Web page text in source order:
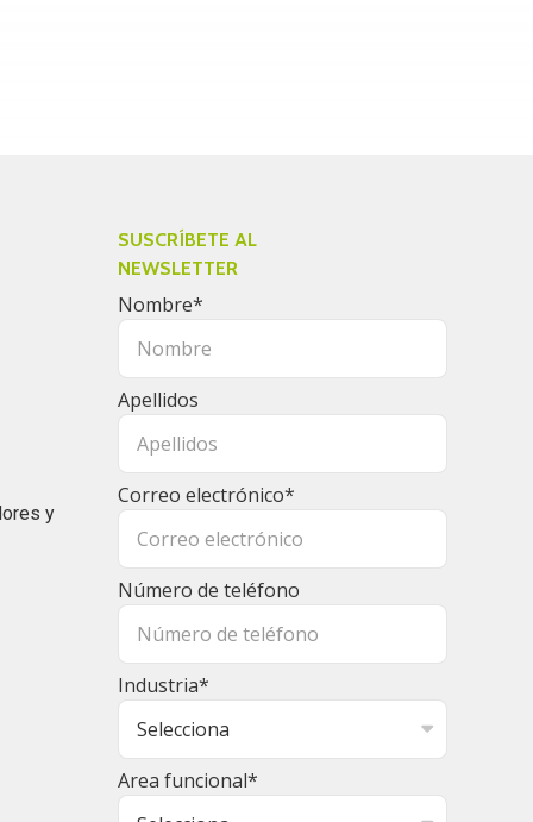
y
SUSCRÍBETE AL
NEWSLETTER
Nombre*
Apellidos
Correo electrónico*
Número de teléfono
Industria*
Area funcional*